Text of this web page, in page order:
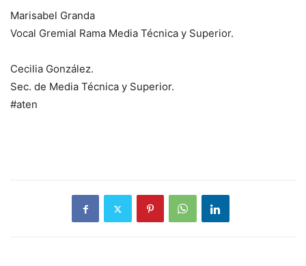
Marisabel Granda
Vocal Gremial Rama Media Técnica y Superior.
Cecilia González.
Sec. de Media Técnica y Superior.
#aten